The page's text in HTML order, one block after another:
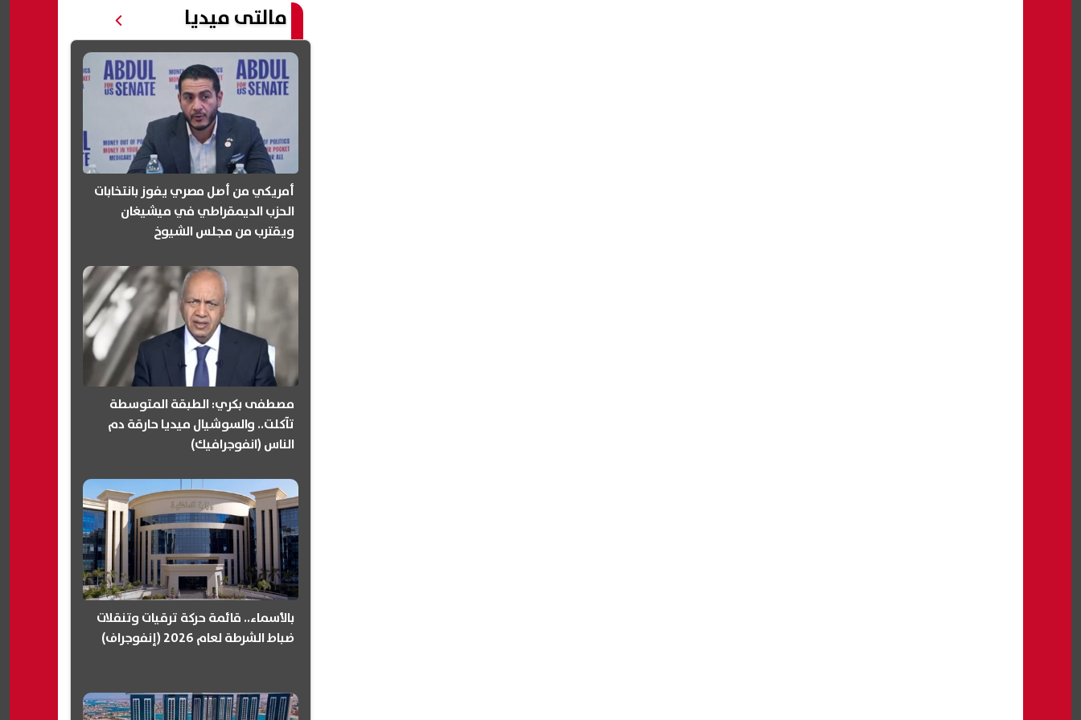
مالتى ميديا
أمريكي من أصل مصري يفوز بانتخابات
الحزب الديمقراطي في ميشيغان
ويقترب من مجلس الشيوخ
مصطفى بكري: الطبقة المتوسطة
تآكلت.. والسوشيال ميديا حارقة دم
الناس (انفوجرافيك)
بالأسماء.. قائمة حركة ترقيات وتنقلات
ضباط الشرطة لعام 2026 (إنفوجراف)